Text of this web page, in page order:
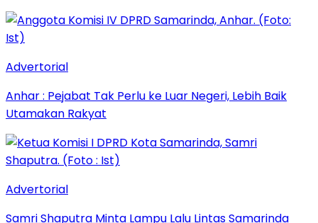
Advertorial
Anhar : Pejabat Tak Perlu ke Luar Negeri, Lebih Baik
Utamakan Rakyat
Advertorial
Samri Shaputra Minta Lampu Lalu Lintas Samarinda